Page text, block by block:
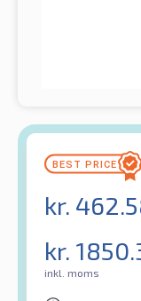
kr.
kr.
inkl. moms